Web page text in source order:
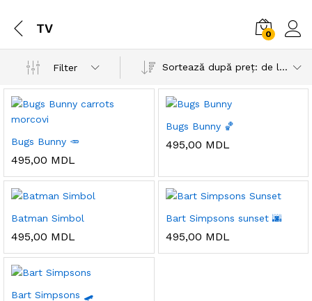
TV 0
Filter Sortează după preț: de la mare la mic
Bugs Bunny 🥕
495,00 MDL
Bugs Bunny 🏀
495,00 MDL
Batman Simbol
495,00 MDL
Bart Simpsons sunset 🌆
495,00 MDL
Bart Simpsons 🛹